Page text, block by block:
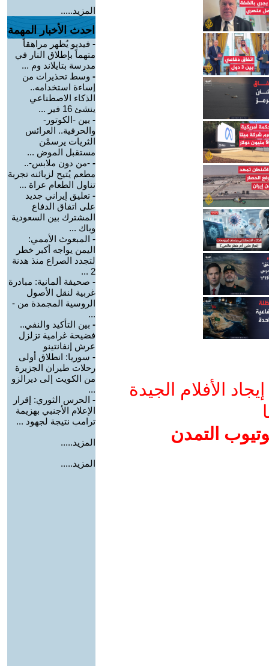
الأفلام الجيدة
التمدن
المزيد.....
احدث الأخبار المهمة
- فيديو يُظهر مراهقاً
متهماً بإطلاق النار في
مدرسة بتايلاند وم ...
- وسط تحذيرات من
إساءة استخدامه..
الذكاء الاصطناعي
ينشئ 16 فير ...
- بين -الكوتور-
والحرفية.. العرائس
الثريات يرسمْن
مستقبل الموض ...
- -من دون ملابس-..
مطعم يُتيح لزبائنه تجربة
تناول الطعام عراة ...
- تعليق إيراني جديد
على اتفاق الدفاع
المشترك بين السعودية
وباك ...
- المبعوث الأممي:
اليمن يواجه أكبر خطر
لتجدد الصراع منذ هدنة
2 ...
- صحيفة ألمانية: مبادرة
غربية لنقل الأصول
الروسية المجمدة من -
...
- بين التأكيد والنفي..
فضيحة غرامية تزلزل
عرش إنفانتينو
- سوريا: انطلاق أولى
رحلات طيران الجزيرة
من الكويت إلى ديرالزو
...
- الحرس الثوري: إقرار
الإعلام الأجنبي بهزيمة
ترامب نتيجة لجهود ...
المزيد.....
المزيد.....